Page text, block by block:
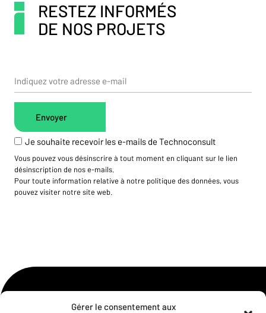
Gérer le consentement aux
RESTEZ INFORMÉS
DE NOS PROJETS
Je souhaite recevoir les e-mails de Technoconsult
Vous pouvez vous désinscrire à tout moment en cliquant sur le lien
désinscription de nos e-mails.
Pour toute information relative à notre politique des données, vous
pouvez visiter notre site web.